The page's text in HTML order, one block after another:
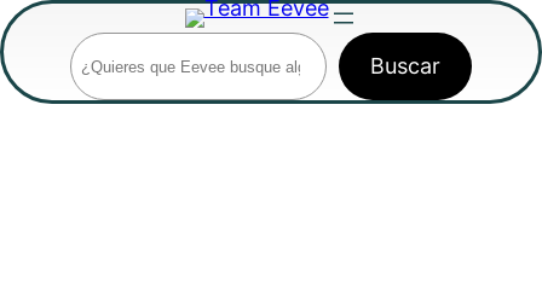
Saltar
al
contenido
Buscar
Buscar